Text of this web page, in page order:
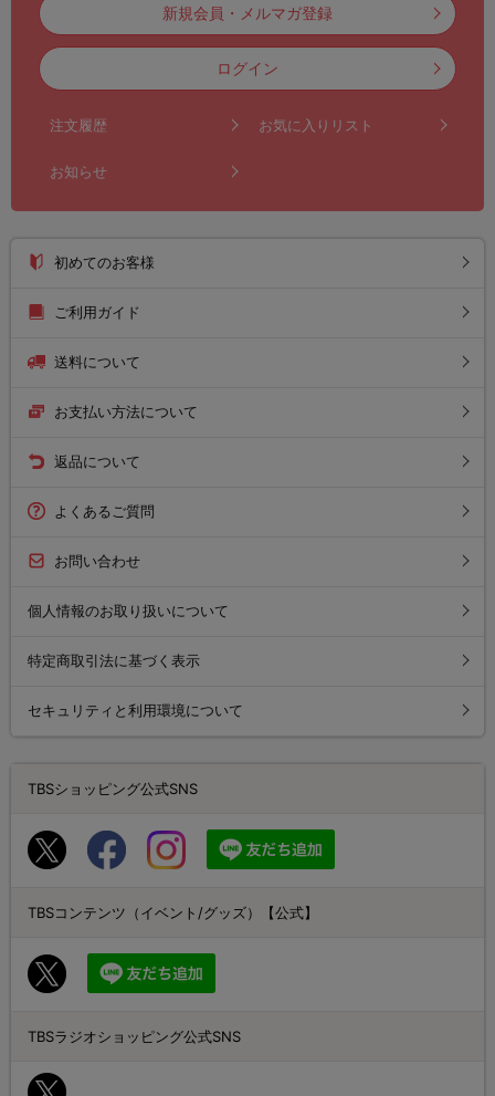
新規会員・メルマガ登録
ログイン
注文履歴 お気に入りリスト
お知らせ
初めてのお客様
ご利用ガイド
送料について
お支払い方法について
返品について
よくあるご質問
お問い合わせ
個人情報のお取り扱いについて
特定商取引法に基づく表示
セキュリティと利用環境について
TBSショッピング公式SNS
TBSコンテンツ（イベント/グッズ）【公式】
TBSラジオショッピング公式SNS